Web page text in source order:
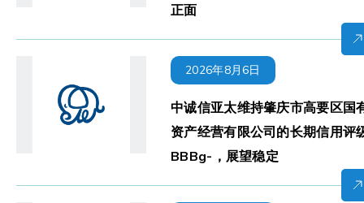
正面
2026年8月6日
中诚信亚太维持肇庆市高要区国
资产经营有限公司的长期信用评
BBBg-，展望稳定